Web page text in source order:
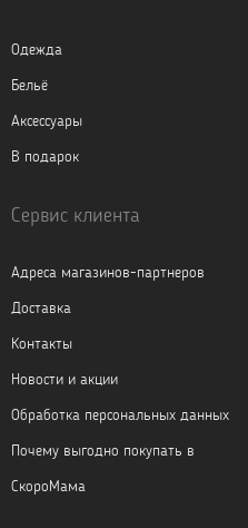
Одежда
Бельё
Аксессуары
В подарок
Сервис клиента
Адреса магазинов-партнеров
Доставка
Контакты
Новости и акции
Обработка персональных данных
Почему выгодно покупать в
СкороМама